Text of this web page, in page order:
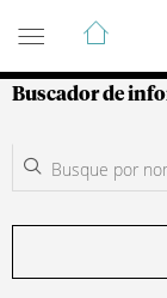
Guía de
Buscador de